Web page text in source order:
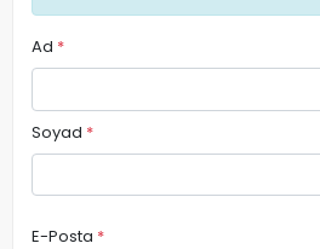
Ad *
Soyad *
E-Posta *